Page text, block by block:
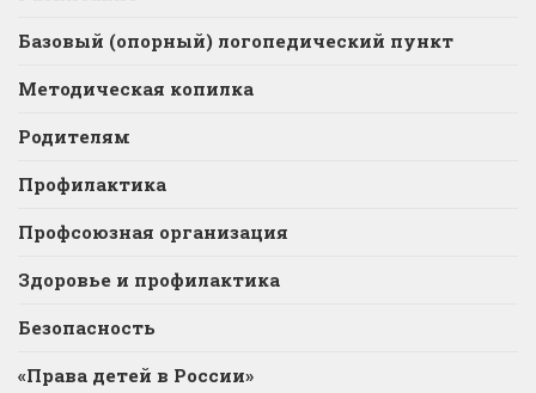
Базовый (опорный) логопедический пункт
Методическая копилка
Родителям
Профилактика
Профсоюзная организация
Здоровье и профилактика
Безопасность
«Права детей в России»